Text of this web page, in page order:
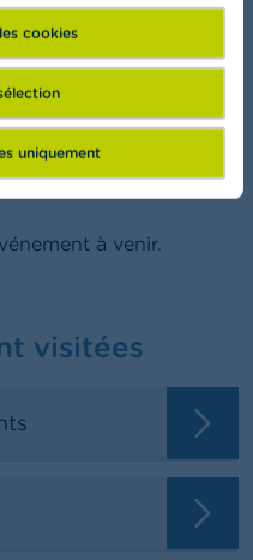
cookies
uniquement
la finance?
à venir.
visitées